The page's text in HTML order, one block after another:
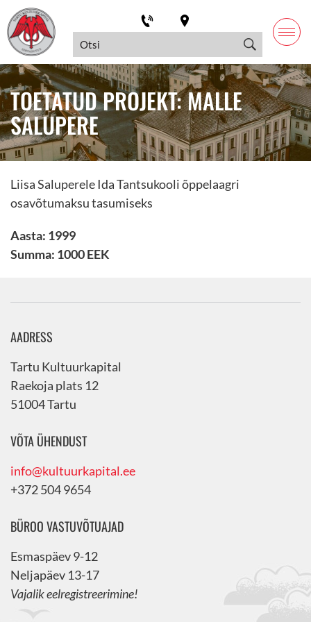
TOETATUD PROJEKT: MALLE
SALUPERE
Liisa Saluperele Ida Tantsukooli õppelaagri
osavõtumaksu tasumiseks
Aasta: 1999
Summa: 1000 EEK
AADRESS
Tartu Kultuurkapital
Raekoja plats 12
51004 Tartu
VÕTA ÜHENDUST
info@kultuurkapital.ee
+372 504 9654
BÜROO VASTUVÕTUAJAD
Esmaspäev 9-12
Neljapäev 13-17
Vajalik eelregistreerimine!